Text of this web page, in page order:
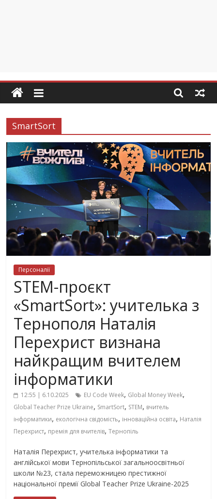
SmartSort
Персоналії
STEM-проєкт
«SmartSort»: учителька з
Тернополя Наталія
Перехрист визнана
найкращим вчителем
інформатики
12:55 | 6.10.2025 EU Code Week, Global Money Week,
Global Teacher Prize Ukraine, SmartSort, STEM, вчитель
інформатики, екологічна свідомість, інноваційна освіта, Наталія
Перехрист, премія для вчителів,Тернопіль
Наталія Перехрист, учителька інформатики та
англійської мови Тернопільської загальноосвітньої
школи №23, стала переможницею престижної
національної премії Global Teacher Prize Ukraine-2025